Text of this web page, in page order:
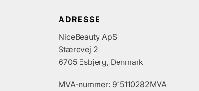
ADRESSE
NiceBeauty ApS
Stærevej 2,
6705 Esbjerg, Denmark
MVA-nummer: 915110282MVA